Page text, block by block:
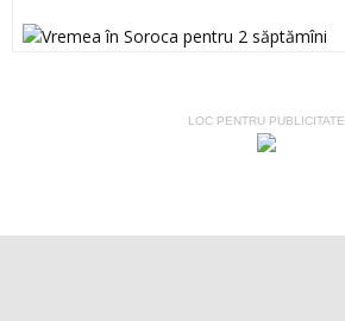
LOC PENTRU PUBLICITATE